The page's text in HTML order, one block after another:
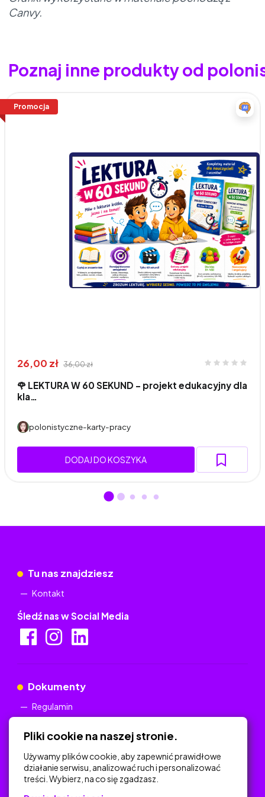
Canvy.
Poznaj inne produkty od
Promocja
26,00 zł 36,00 zł
🌹 LEKTURA W 60 SEKUND - projekt edukacyjny dla
kla…
polonistyczne-karty-pracy
DODAJ DO KOSZYKA
Tu nas znajdziesz
Kontakt
Śledź nas w Social Media
Dokumenty
Regulamin
Na skróty
Pliki cookie na naszej stronie.
Używamy plików cookie, aby zapewnić prawidłowe
działanie serwisu, analizować ruch i personalizować
treści. Wybierz, na co się zgadzasz.